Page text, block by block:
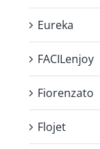
Eureka
FACILenjoy
Fiorenzato
Flojet